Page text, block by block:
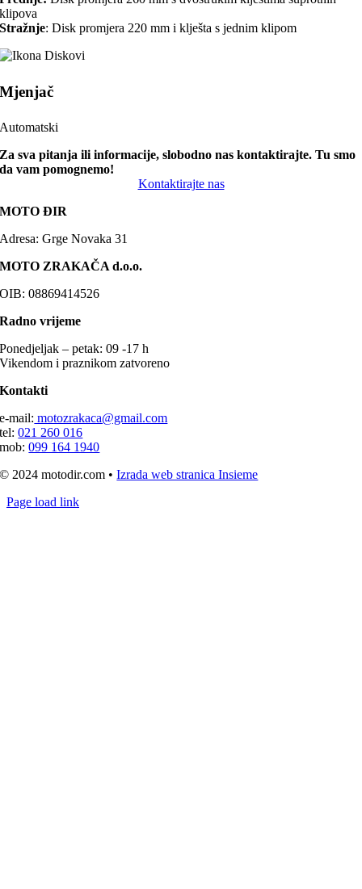
klipova
Stražnje: Disk promjera 220 mm i klješta s jednim klipom
Mjenjač
Automatski
Za sva pitanja ili informacije, slobodno nas kontaktirajte. Tu smo
da vam pomognemo!
Kontaktirajte nas
MOTO ĐIR
Adresa: Grge Novaka 31
MOTO ZRAKAČA d.o.o.
OIB: 08869414526
Radno vrijeme
Ponedjeljak – petak: 09 -17 h
Vikendom i praznikom zatvoreno
Kontakti
e-mail: motozrakaca@gmail.com
tel:021 260 016
mob:099 164 1940
© 2024 motodir.com •Izrada web stranica Insieme
Page load link